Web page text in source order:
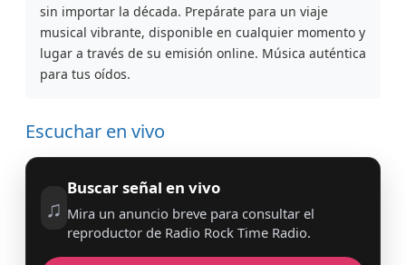
sin importar la década. Prepárate para un viaje
musical vibrante, disponible en cualquier momento y
lugar a través de su emisión online. Música auténtica
para tus oídos.
Escuchar en vivo
♫
Buscar señal en vivo
Mira un anuncio breve para consultar el
reproductor de Radio Rock Time Radio.